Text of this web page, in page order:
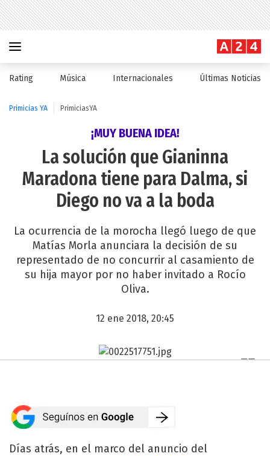
Rating Música Internacionales Últimas Noticias
Primicias YA PrimiciasYA
¡MUY BUENA IDEA!
La solución que Gianinna
Maradona tiene para Dalma, si
Diego no va a la boda
La ocurrencia de la morocha llegó luego de que
Matías Morla anunciara la decisión de su
representado de no concurrir al casamiento de
su hija mayor por no haber invitado a Rocío
Oliva.
12 ene 2018, 20:45
Días atrás, en el marco del anuncio del